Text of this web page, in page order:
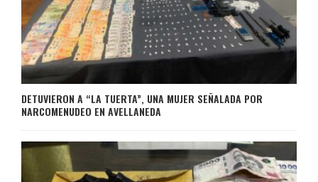
DETUVIERON A “LA TUERTA”, UNA MUJER SEÑALADA POR
NARCOMENUDEO EN AVELLANEDA